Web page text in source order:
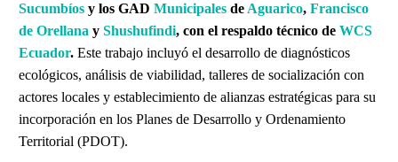
Sucumbíos y los GAD Municipales de Aguarico, Francisco
de Orellana y Shushufindi, con el respaldo técnico de WCS
Ecuador. Este trabajo incluyó el desarrollo de diagnósticos
ecológicos, análisis de viabilidad, talleres de socialización con
actores locales y establecimiento de alianzas estratégicas para su
incorporación en los Planes de Desarrollo y Ordenamiento
Territorial (PDOT).